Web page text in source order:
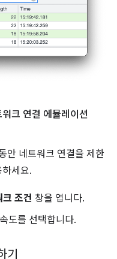
크 연결 에뮬레이션
안 네트워크 연결을 제한
세요.
크 조건 창을 엽니다.
도를 선택합니다.
기